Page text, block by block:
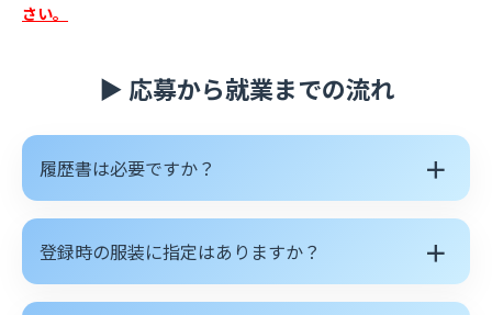
さい。
▶ 応募から就業までの流れ
履歴書は必要ですか？ ＋
登録時の服装に指定はありますか？ ＋